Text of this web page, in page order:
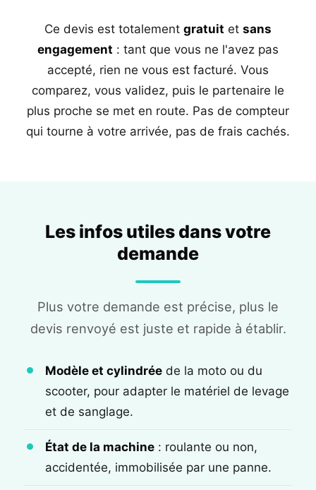
Ce devis est totalement gratuit et sans
engagement : tant que vous ne l'avez pas
accepté, rien ne vous est facturé. Vous
comparez, vous validez, puis le partenaire le
plus proche se met en route. Pas de compteur
qui tourne à votre arrivée, pas de frais cachés.
Les infos utiles dans votre
demande
Plus votre demande est précise, plus le
devis renvoyé est juste et rapide à établir.
Modèle et cylindrée de la moto ou du
scooter, pour adapter le matériel de levage
et de sanglage.
État de la machine : roulante ou non,
accidentée, immobilisée par une panne.